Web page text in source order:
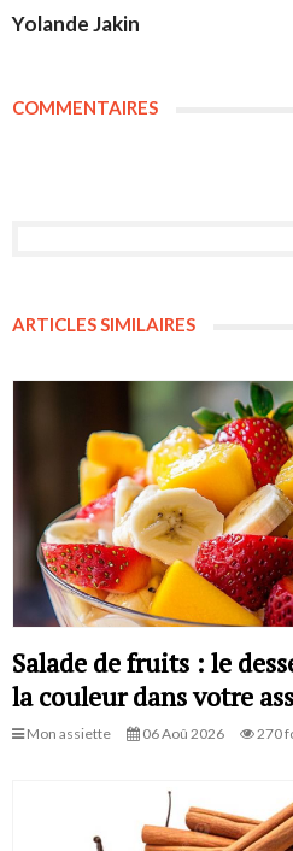
Yolande Jakin
COMMENTAIRES
ARTICLES SIMILAIRES
Salade de fruits : le
la couleur dans votre
Mon assiette 06 Aoû 2026 270